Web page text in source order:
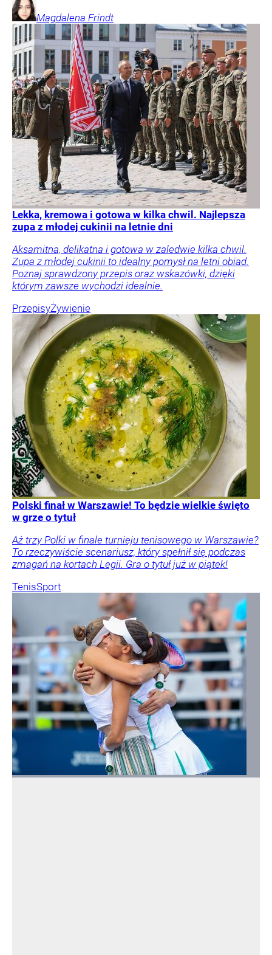
Magdalena Frindt
Lekka, kremowa i gotowa w kilka chwil. Najlepsza
zupa z młodej cukinii na letnie dni
Aksamitna, delikatna i gotowa w zaledwie kilka chwil.
Zupa z młodej cukinii to idealny pomysł na letni obiad.
Poznaj sprawdzony przepis oraz wskazówki, dzięki
którym zawsze wychodzi idealnie.
PrzepisyŻywienie
Polski finał w Warszawie! To będzie wielkie święto
w grze o tytuł
Aż trzy Polki w finale turnieju tenisowego w Warszawie?
To rzeczywiście scenariusz, który spełnił się podczas
zmagań na kortach Legii. Gra o tytuł już w piątek!
TenisSport